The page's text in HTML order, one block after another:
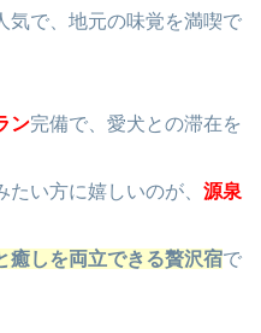
気で、地元の味覚を満喫で
ン完備で、愛犬との滞在を
い方に嬉しいのが、 源泉
癒しを両立できる贅沢宿で